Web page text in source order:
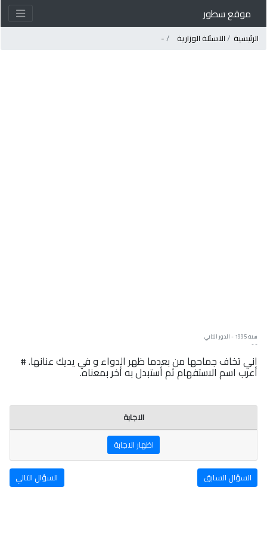
موقع سطور
الرئيسية الاسئلة الوزارية -
سنة: 1995 - الدور الثاني
اني تخاف جماحها من بعدما ظهر الدواء و في يديك عنانها. #
أعرب اسم الاستفهام ثم أستبدل به أخر بمعناه.
الاجابة
اظهار الاجابة
السؤال السابق السؤال التالي